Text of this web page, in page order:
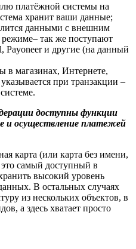
платёжной системы на
хранит ваши данные;
данными с внешним
так же поступают
Payoneer и другие (на данный
в магазинах, Интернете,
при транзакции –
доступны функции
и осуществление платежей
карта (или карта без имени,
самый доступный в
высокий уровень
В остальных случаях
из нескольких объектов, в
а здесь хватает просто